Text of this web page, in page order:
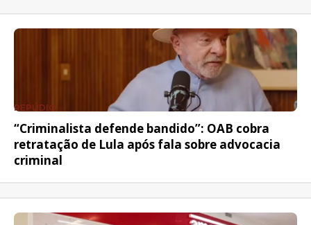
REPÚDIO
“Criminalista defende bandido”: OAB cobra
retratação de Lula após fala sobre advocacia
criminal